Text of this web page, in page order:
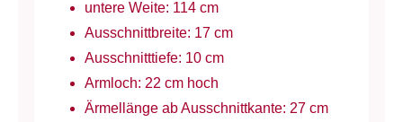
untere Weite: 114 cm
Ausschnittbreite: 17 cm
Ausschnitttiefe: 10 cm
Armloch: 22 cm hoch
Ärmellänge ab Ausschnittkante: 27 cm